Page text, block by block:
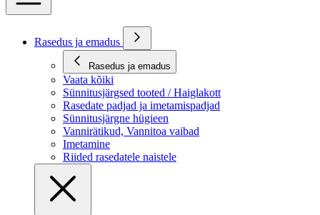
Rasedus ja emadus
Rasedus ja emadus
Vaata kõiki
Sünnitusjärgsed tooted / Haiglakott
Rasedate padjad ja imetamispadjad
Sünnitusjärgne hügieen
Vannirätikud, Vannitoa vaibad
Imetamine
Riided rasedatele naistele